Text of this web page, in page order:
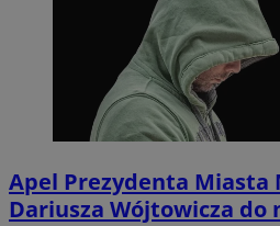
Apel Prezydenta Miasta
Dariusza Wójtowicza do